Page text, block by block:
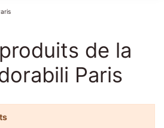
de la
Paris